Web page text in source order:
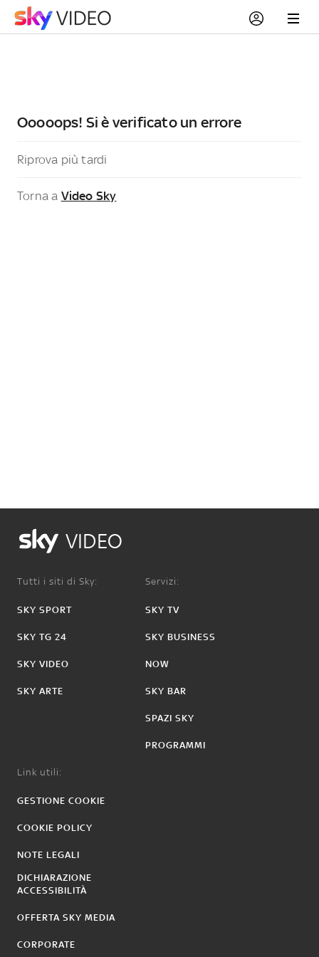
Ooooops! Si è verificato un errore
Riprova più tardi
Torna a Video Sky
VIDEO
Tutti i siti di Sky:
SKY SPORT
SKY TG 24
SKY VIDEO
SKY ARTE
Servizi:
SKY TV
SKY BUSINESS
NOW
SKY BAR
SPAZI SKY
PROGRAMMI
Link utili:
GESTIONE COOKIE
COOKIE POLICY
NOTE LEGALI
DICHIARAZIONE
ACCESSIBILITÀ
OFFERTA SKY MEDIA
CORPORATE